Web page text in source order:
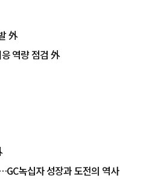
발 外
역량 점검 外
녹십자 성장과 도전의 역사